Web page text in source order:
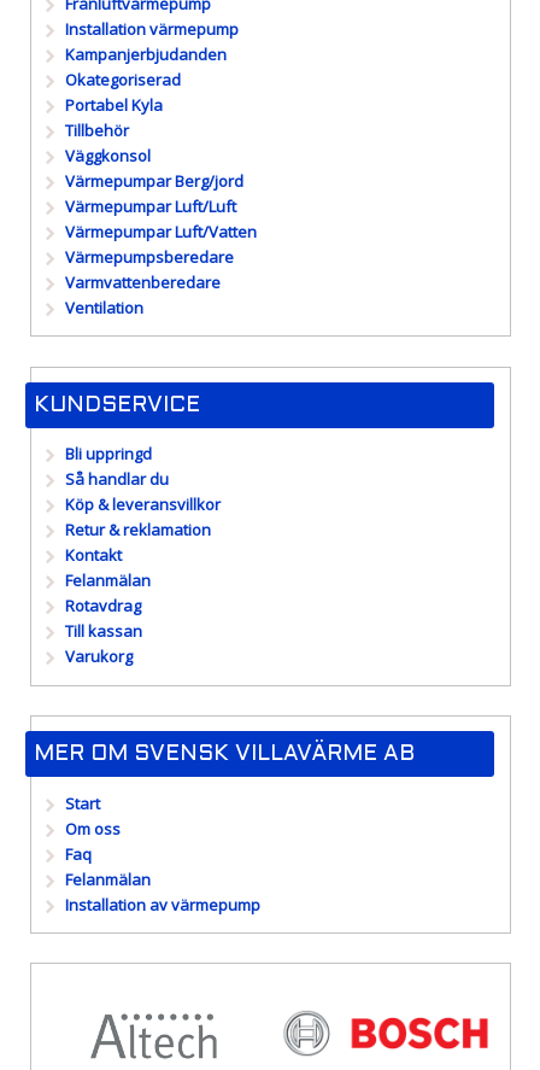
Installation värmepump
Kampanjerbjudanden
Okategoriserad
Portabel Kyla
Tillbehör
Väggkonsol
Värmepumpar Berg/jord
Värmepumpar Luft/Luft
Värmepumpar Luft/Vatten
Värmepumpsberedare
Varmvattenberedare
Ventilation
KUNDSERVICE
Bli uppringd
Så handlar du
Köp & leveransvillkor
Retur & reklamation
Kontakt
Felanmälan
Rotavdrag
Till kassan
Varukorg
MER OM SVENSK VILLAVÄRME AB
Start
Om oss
Faq
Felanmälan
Installation av värmepump